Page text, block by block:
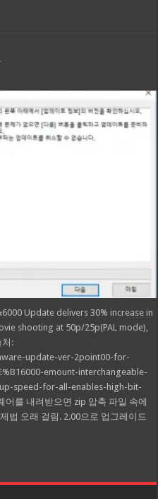
Update delivers 30% increase in
shooting at 50p/25p(PAL mode),
처:
update-ver-2point00-for-
emount-interchangeable-
speed-for-all-enables-high-bit-
를 내려받으면 zip 압축 파일 속에
법 오래 걸림. 2.00으로 업그레이드